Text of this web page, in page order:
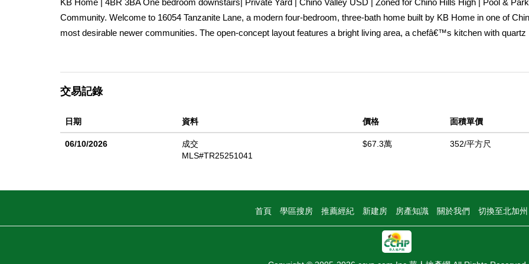
KB Home | 4BR 3BA One bedroom downstairs| Private Yard | Chino Valley USD | Zoned for Chino Hills High | Pool & Park
Community. Welcome to 16054 Tanzanite Lane, a modern four-bedroom, three-bath home built by KB Home in one of
most desirable newer communities. The open-concept layout features a bright living area, a chefâ€™s kitchen with quartz
countertops and stainless-steel appliances, plus a convenient downstairs guest room with a full bath. Upstairs includes a
shopping, dining, and freeway access, this stunning KB Home offers both comfort and modern living in the heart of Chino.
交易記錄
日期 資料 價格 面積單價
06/10/2026
成交
MLS#TR25251041
$67.3萬 352/平方尺
首頁 學區搜房 推薦經紀 新建房 房產知識 關於我們 切換至北加州